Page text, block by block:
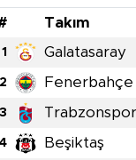
Takım
1 Galatasaray
2 Fenerbahçe
3 Trabzonspor
Beşiktaş